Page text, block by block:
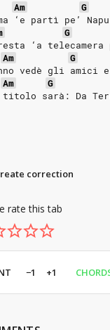
Am
G
‘e partì pe’
G
‘a
Am
G
vedè gli amici
Am
G
sarà: Da
correction
rate this tab
−1 +1